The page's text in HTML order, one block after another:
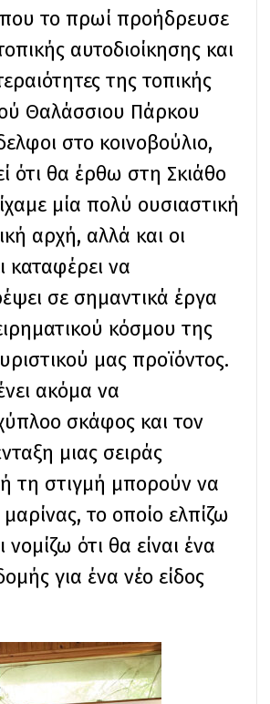
το πρωί προήδρευσε
αυτοδιοίκησης και
της τοπικής
Θαλάσσιου Πάρκου
στο κοινοβούλιο,
ότι θα έρθω στη Σκιάθο
μία πολύ ουσιαστική
αρχή, αλλά και οι
καταφέρει να
σε σημαντικά έργα
κόσμου της
μας προϊόντος.
ακόμα να
σκάφος και τον
μιας σειράς
τη στιγμή μπορούν να
το οποίο ελπίζω
ότι θα είναι ένα
για ένα νέο είδος